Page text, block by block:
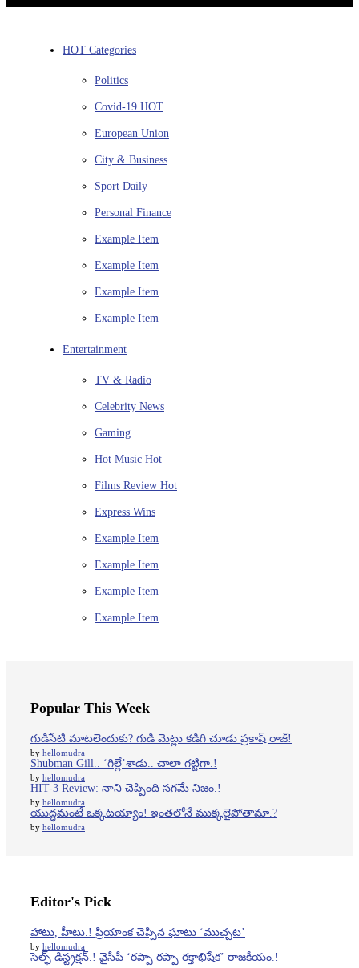
HOT Categories
Politics
Covid-19 HOT
European Union
City & Business
Sport Daily
Personal Finance
Example Item
Example Item
Example Item
Example Item
Entertainment
TV & Radio
Celebrity News
Gaming
Hot Music Hot
Films Review Hot
Express Wins
Example Item
Example Item
Example Item
Example Item
Popular This Week
గుడిసేటి మాటలెందుకు? గుడి మెట్లు కడిగి చూడు ప్రకాష్ రాజ్!
by hellomudra
Shubman Gill.. ‘గిల్లే’శాడు.. చాలా గట్టిగా.!
by hellomudra
HIT-3 Review: నాని చెప్పింది సగమే నిజం.!
by hellomudra
యుద్ధమంటే ఒక్కటయ్యాం! ఇంతలోనే ముక్కలైపోతామా.?
by hellomudra
Editor's Pick
హాటు, హీటు.! ప్రియాంక చెప్పిన ఘాటు ‘ముచ్చట’
by hellomudra
సెల్ఫ్ డిస్ట్రక్షన్.! వైసీపీ ‘రప్పా రప్పా రక్తాభిషేక’ రాజకీయం.!